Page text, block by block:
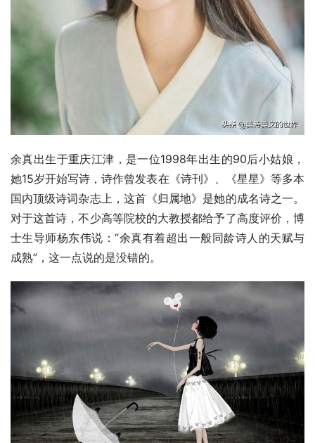
余真出生于重庆江津，是一位1998年出生的90后小姑娘，
她15岁开始写诗，诗作曾发表在《诗刊》、《星星》等多本
国内顶级诗词杂志上，这首《归属地》是她的成名诗之一。
对于这首诗，不少高等院校的大教授都给予了高度评价，博
士生导师杨东伟说：“余真有着超出一般同龄诗人的天赋与
成熟”，这一点说的是没错的。